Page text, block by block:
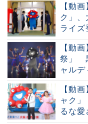
【動
ク」
ライズ
【動
祭」
ャル
【動
ャク
るな